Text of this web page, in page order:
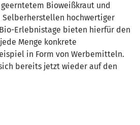
Bioweißkraut und
Selberherstellen hochwertiger
Erlebnistage bieten hierfür den
Menge konkrete
in Form von Werbemitteln.
bereits jetzt wieder auf den